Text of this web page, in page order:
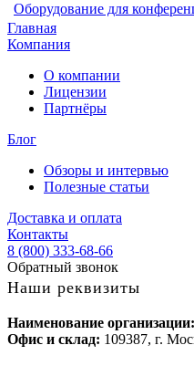
Оборудование для
Главная
Компания
О компании
Лицензии
Партнёры
Блог
Обзоры и интервью
Полезные статьи
Доставка и оплата
Контакты
8 (800) 333-68-66
Обратный звонок
Наши реквизиты
Наименование
Офис и склад: 109387, г.